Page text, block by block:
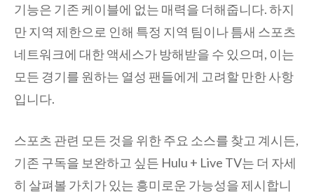
기능은 기존 케이블에 없는 매력을 더해줍니다. 하지
만 지역 제한으로 인해 특정 지역 팀이나 틈새 스포츠
네트워크에 대한 액세스가 방해받을 수 있으며, 이는
모든 경기를 원하는 열성 팬들에게 고려할 만한 사항
입니다.
스포츠 관련 모든 것을 위한 주요 소스를 찾고 계시든,
기존 구독을 보완하고 싶든 Hulu + Live TV는 더 자세
히 살펴볼 가치가 있는 흥미로운 가능성을 제시합니